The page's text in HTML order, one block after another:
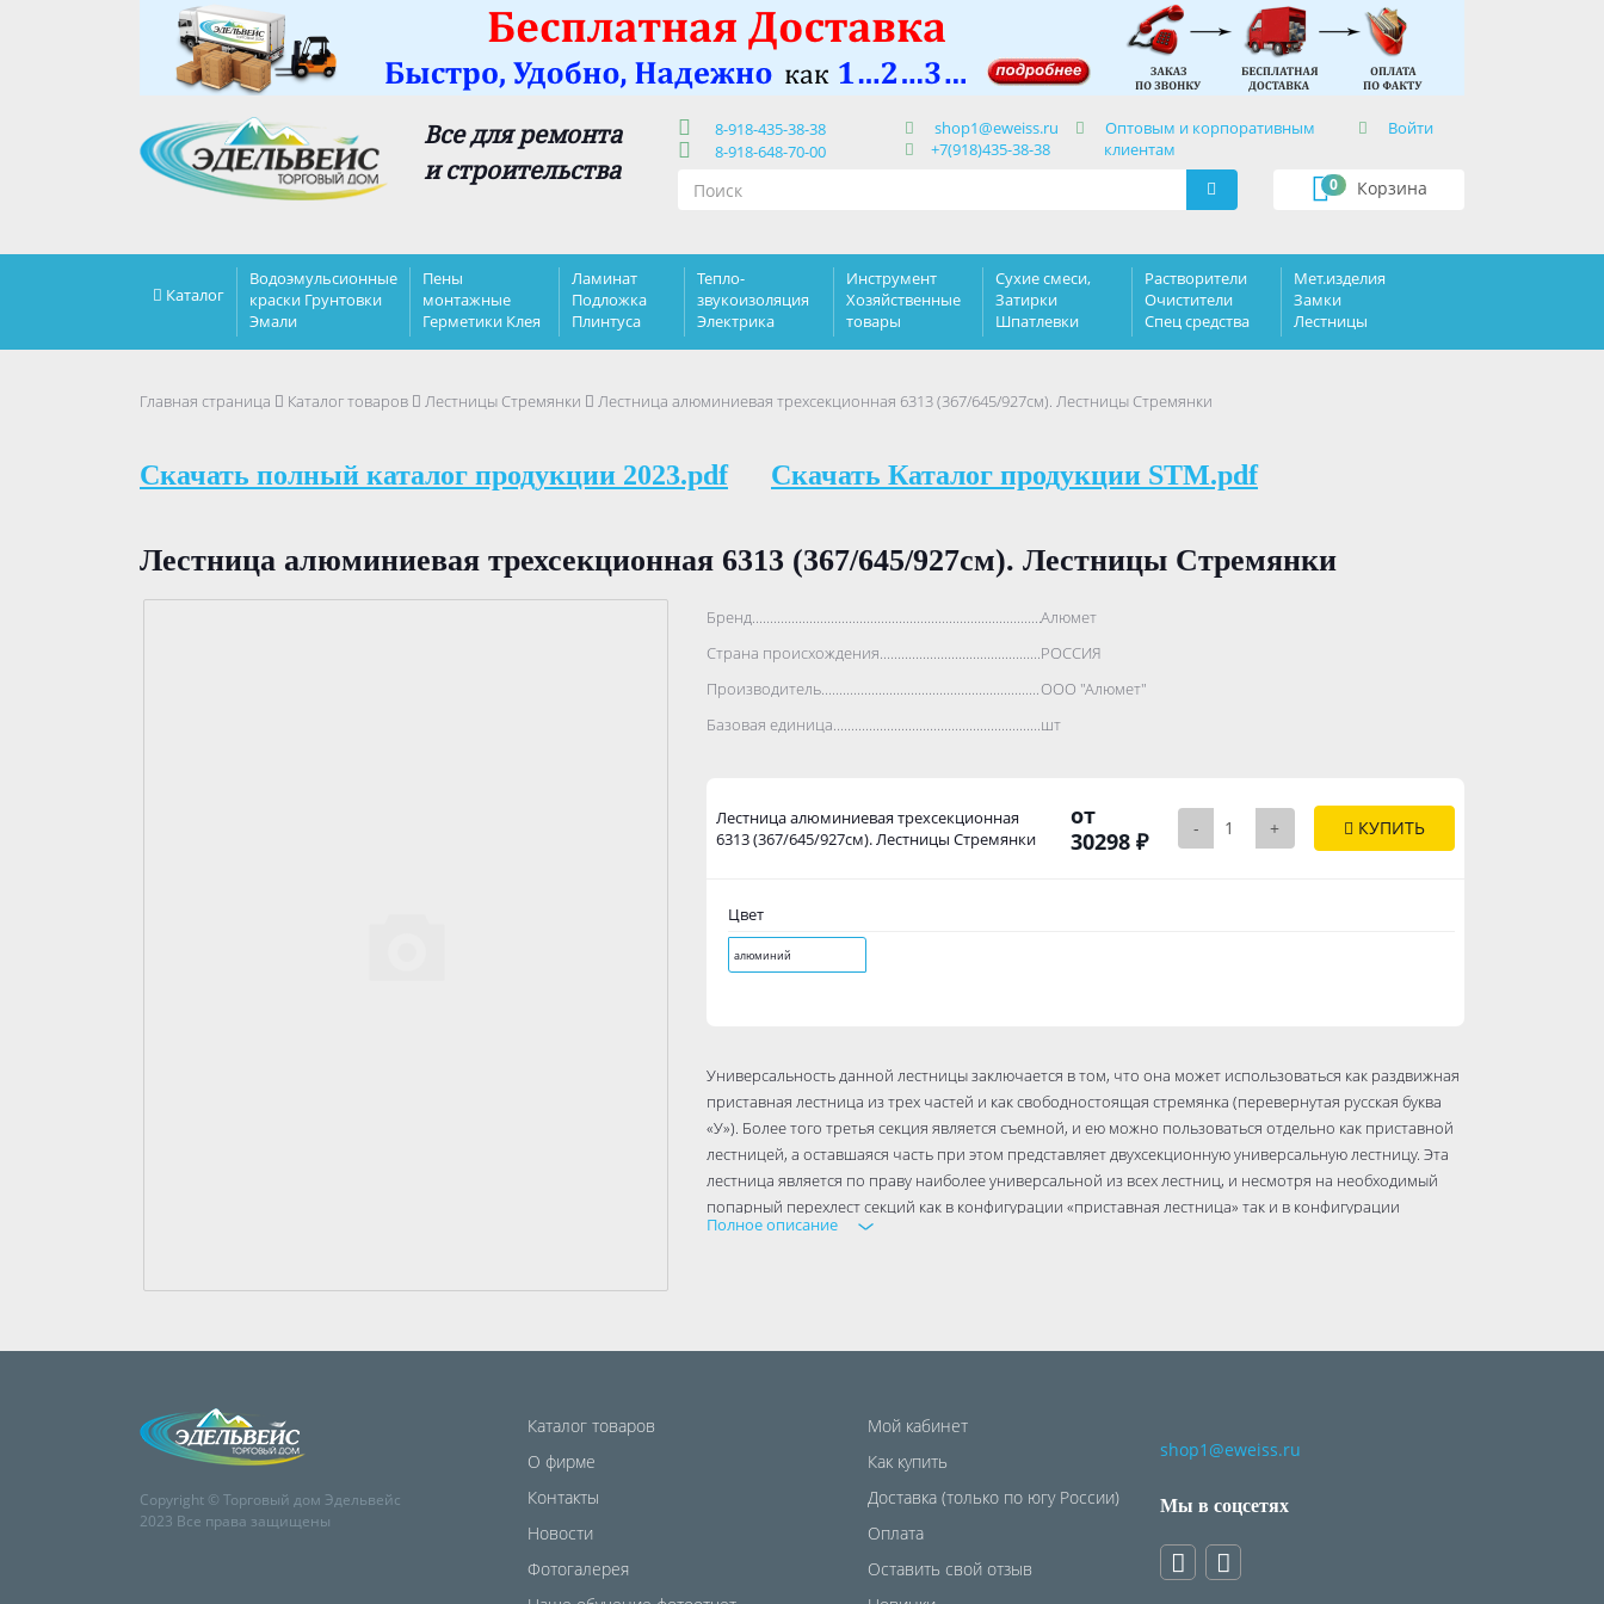
Все для ремонта
и строительства
8-918-435-38-38
8-918-648-70-00
shop1@eweiss.ru
+7(918)435-38-38
Оптовым и корпоративным
клиентам
Войти
Корзина
0
Каталог
Водоэмульсионные
краски Грунтовки
Эмали
Пены
монтажные
Герметики Клея
Ламинат
Подложка
Плинтуса
Тепло-
звукоизоляция
Электрика
Инструмент
Хозяйственные
товары
Сухие смеси,
Затирки
Шпатлевки
Растворители
Очистители
Спец средства
Мет.изделия
Замки
Лестницы
Главная страница Каталог товаров Лестницы Стремянки Лестница алюминиевая трехсекционная 6313 (367/645/927см). Лестницы Стремянки
Скачать полный каталог продукции 2023.pdf Скачать Каталог продукции STM.pdf
Лестница алюминиевая трехсекционная 6313 (367/645/927см). Лестницы Стремянки
Бренд..................................................................................Алюмет
Страна происхождения..................................................................................
РОССИЯ
Производитель..................................................................................
ООО "Алюмет"
Базовая единица..................................................................................
шт
Лестница алюминиевая трехсекционная
6313 (367/645/927см). Лестницы Стремянки
от
30298 ₽
- + КУПИТЬ
Цвет
алюминий
Универсальность данной лестницы заключается в том, что она может использоваться как раздвижная
приставная лестница из трех частей и как свободностоящая стремянка (перевернутая русская буква
«У»). Более того третья секция является съемной, и ею можно пользоваться отдельно как приставной
лестницей, а оставшаяся часть при этом представляет двухсекционную универсальную лестницу. Эта
лестница является по праву наиболее универсальной из всех лестниц, и несмотря на необходимый
попарный перехлест секций как в конфигурации «приставная лестница» так и в конфигурации
«стремянка», что усложняет, утяжеляет и поэтому удорожает ее, является самой популярной по
Полное описание
Copyright © Торговый дом Эдельвейс
2023 Все права защищены
Каталог товаров
О фирме
Контакты
Новости
Фотогалерея
Мой кабинет
Как купить
Доставка (только по югу России)
Оплата
Оставить свой отзыв
shop1@eweiss.ru
Мы в соцсетях